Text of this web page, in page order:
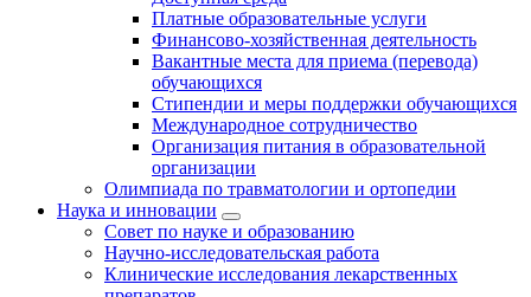
Платные образовательные услуги
Финансово-хозяйственная деятельность
Вакантные места для приема (перевода)
обучающихся
Стипендии и меры поддержки обучающихся
Международное сотрудничество
Организация питания в образовательной
организации
Олимпиада по травматологии и ортопедии
Наука и инновации
Совет по науке и образованию
Научно-исследовательская работа
Клинические исследования лекарственных